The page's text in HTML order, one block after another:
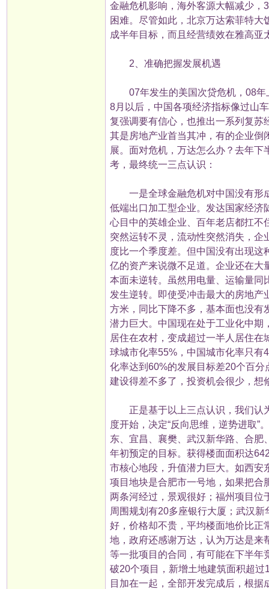
金融危机影响，海外客源大幅减少，
困难。尽管如此，北京万达索菲特
成半年目标，而且经营绩效在雅高亚
2、准确把握发展机遇
07年发生的美国次贷危机，08年
8月以后，中国各项经济指标像过山
复强调要有信心，也推出一系列复苏
其是房地产业首当其冲，有的企业倒
展。面对危机，万达怎么办？去年
考，最终统一三点认识：
一是全球金融危机对中国没有形成
低端出口加工型企业。发达国家经济
心目中的英雄企业、百年老店都扛不
突然运转不灵，流动性突然消失，
度比一个季度差。但中国没有出现
亿的资产来说微不足道。企业还在大
本面未逆转。虽然用电量、运输量同
发生逆转。即使受冲击最大的房地
方米，同比下降不多，基本面也没有
潜力巨大。中国现在处于工业化中期
居住在农村，变成超过一半人居住
球城市化率55%，中国城市化率只有
化率达到60%的发展目标差20个百
建设得差不多了，投资机会很少，想
正是基于以上三点认识，我们认为
度开始，决定“反向思维，逆势进取
东、宜昌、襄樊、武汉新华路、合
年初预定的目标。获得楼面面积达
市核心地段，升值潜力巨大。如西安
项目地块是合肥市一号地，如果把合
两条河经过，景观很好；福州项目位
周围规划有20多座银行大厦；武汉
好，价格却不贵，平均楼面地价比正
地，政府还感谢万达，认为万达是来
等一批项目的合同，有可能在下半年
破20个项目，新增土地建筑面积超
目加在一起，全部开发完成后，根